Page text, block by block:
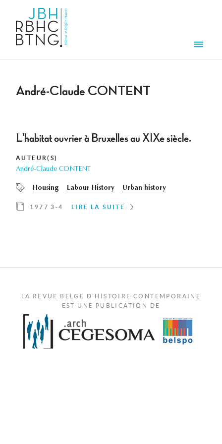
André-Claude CONTENT
L'habitat ouvrier à Bruxelles au XIXe siècle.
AUTEUR(S)
André-Claude CONTENT
Housing Labour History Urban history
1977 3-4 LIRE LA SUITE
LA REVUE BELGE D'HISTOIRE CONTEMPORAINE
EST UNE PUBLICATION DE